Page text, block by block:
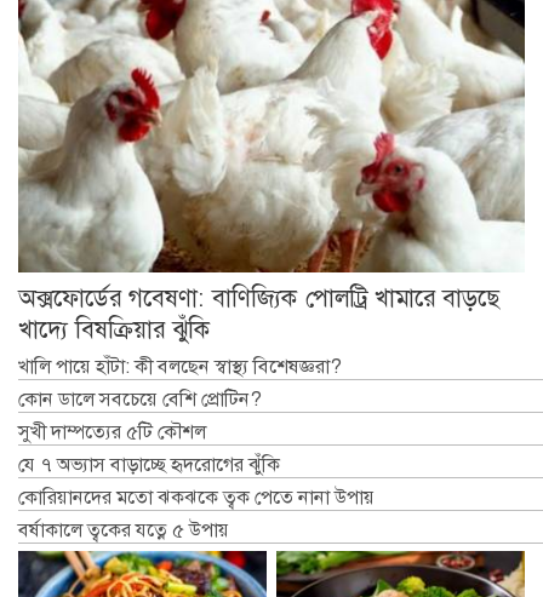
অক্সফোর্ডের গবেষণা: বাণিজ্যিক পোলট্রি খামারে বাড়ছে
খাদ্যে বিষক্রিয়ার ঝুঁকি
খালি পায়ে হাঁটা: কী বলছেন স্বাস্থ্য বিশেষজ্ঞরা?
কোন ডালে সবচেয়ে বেশি প্রোটিন?
সুখী দাম্পত্যের ৫টি কৌশল
যে ৭ অভ্যাস বাড়াচ্ছে হৃদরোগের ঝুঁকি
কোরিয়ানদের মতো ঝকঝকে ত্বক পেতে নানা উপায়
বর্ষাকালে ত্বকের যত্নে ৫ উপায়